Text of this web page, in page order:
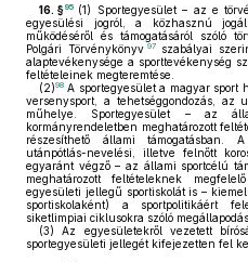
16. §95 (1)
Sportegyesület – az e
egyesülési jogról, a közhasznú
működéséről és támogatásáról szóló
Polgári Törvénykönyv 97szabályai
alaptevékenysége a sporttevékenység
feltételeinek megteremtése.
(2)98 A sportegyesület a magyar sport
versenysport, a tehetséggondozás, az
műhelye. Sportegyesület – az
kormányrendeletben meghatározott
részesíthető állami támogatásban.
utánpótlás-nevelési, illetve felnőtt
egyaránt végző – az állami sportcélú
meghatározott feltételeknek
egyesületi jellegű sportiskolát is –
sportiskolaként) a sportpolitikáért
siketlimpiai ciklusokra szóló
(3) Az egyesületekről vezetett
sportegyesületi jellegét kifejezetten fel